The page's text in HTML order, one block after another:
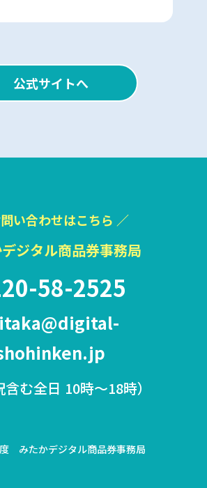
公式サイトへ
い合わせはこちら ／
ジタル商品券事務局
58-2525
含む全日 10時〜18時）
みたかデジタル商品券事務局